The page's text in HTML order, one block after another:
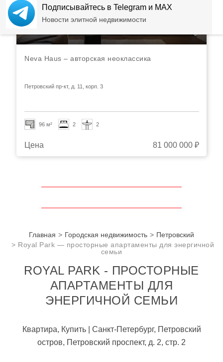
Neva Haus – авторская неоклассика
Петровский пр-кт, д. 11, корп. 3
96 м² 2 2
Цена 81 000 000 ₽
Главная Городская недвижимость
Петровский
Royal Park — просторные апартаменты для энергичной
семьи
ROYAL PARK - ПРОСТОРНЫЕ
АПАРТАМЕНТЫ ДЛЯ
ЭНЕРГИЧНОЙ СЕМЬИ
Квартира, Купить | Санкт-Петербург, Петровский
остров, Петровский проспект, д. 2, стр. 2
Подписывайтесь в Telegram и MAX
Новости элитной недвижимости